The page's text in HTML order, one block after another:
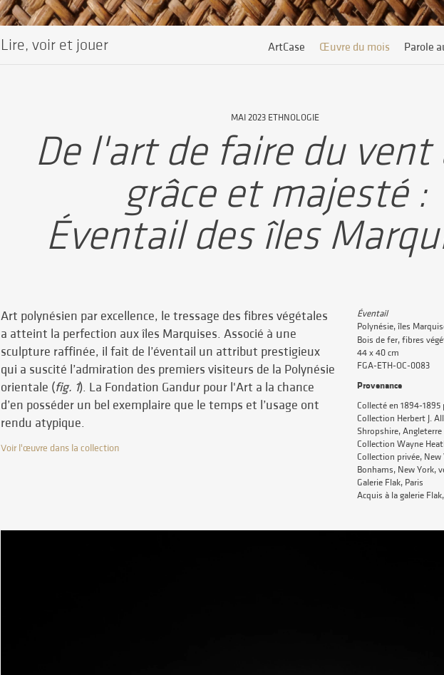
Lire, voir et jouer ArtCase Œuvre du mois Parole
MAI 2023 ETHNOLOGIE
De l'art de faire du vent
grâce et majesté :
Éventail des îles
Art polynésien par excellence, le tressage des fibres végétales
a atteint la perfection aux îles Marquises. Associé à une
sculpture raffinée, il fait de l’éventail un attribut prestigieux
qui a suscité l’admiration des premiers visiteurs de la Polynésie
orientale (fig. 1). La Fondation Gandur pour l'Art a la chance
d’en posséder un bel exemplaire que le temps et l’usage ont
rendu atypique.
Voir l'œuvre dans la collection
Éventail
Polynésie, îles
Bois de fer, fibres
44 x 40 cm
FGA-ETH-OC-0083
Provenance
Collecté en 1894-
Collection Herbert J.
Shropshire, Angleterre
Collection Wayne
Collection privée, New
Bonhams, New York,
Galerie Flak, Paris
Acquis à la galerie